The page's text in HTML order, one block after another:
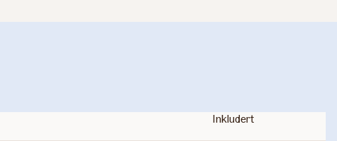
Inkludert